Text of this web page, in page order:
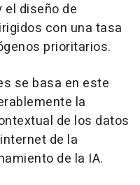
diseño de
con una tasa
prioritarios.
se basa en este
la
de los datos
de la
de la IA.